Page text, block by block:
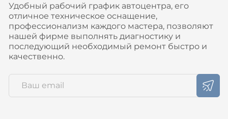
Удобный рабочий график автоцентра, его
отличное техническое оснащение,
профессионализм каждого мастера, позволяют
нашей фирме выполнять диагностику и
последующий необходимый ремонт быстро и
качественно.